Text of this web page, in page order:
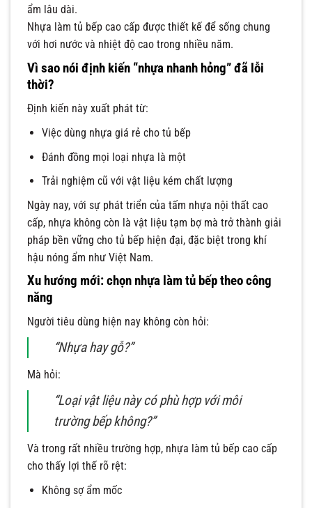
ẩm lâu dài.
Nhựa làm tủ bếp cao cấp được thiết kế để sống chung
với hơi nước và nhiệt độ cao trong nhiều năm.
Vì sao nói định kiến “nhựa nhanh hỏng” đã lỗi
thời?
Định kiến này xuất phát từ:
Việc dùng nhựa giá rẻ cho tủ bếp
Đánh đồng mọi loại nhựa là một
Trải nghiệm cũ với vật liệu kém chất lượng
Ngày nay, với sự phát triển của tấm nhựa nội thất cao
cấp, nhựa không còn là vật liệu tạm bợ mà trở thành giải
pháp bền vững cho tủ bếp hiện đại, đặc biệt trong khí
hậu nóng ẩm như Việt Nam.
Xu hướng mới: chọn nhựa làm tủ bếp theo công
năng
Người tiêu dùng hiện nay không còn hỏi:
“Nhựa hay gỗ?”
Mà hỏi:
“Loại vật liệu này có phù hợp với môi
trường bếp không?”
Và trong rất nhiều trường hợp, nhựa làm tủ bếp cao cấp
cho thấy lợi thế rõ rệt:
Không sợ ẩm mốc